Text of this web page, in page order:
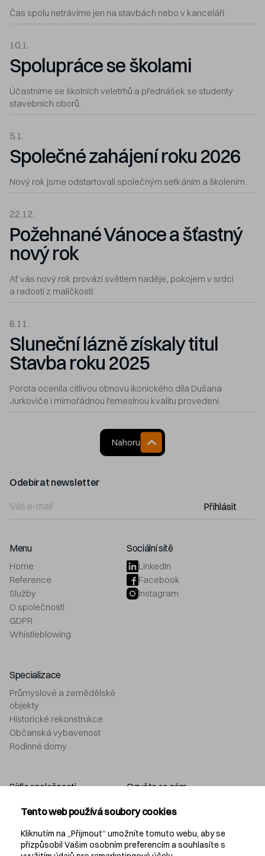
Čas spolu netrávíme jen na stavbách nebo v kanceláři.
10.1.
Spolupráce se školami
Účastníme se školních veletrhů a přednášek se studenty
stavebních oborů.
5.1.
Společné zahájení roku 2026
Nový rok jsme odstartovali společným setkáním a školením.
22.12.
Požehnané Vánoce a šťastný
nový rok
Ať vás nový rok provází světlem naděje, pokojem v srdci
a radostí z maličkostí.
6.11.
Sluneční lázně získaly titul
Stavba roku 2025
Porota ocenila citlivou obnovu ikonického díla Dušana
Jurkoviče i mimořádnou řemeslnou kvalitu provedení.
Nahoru
Menu
Home
Reference
Služby
O společnosti
GDPR
Whistleblowing
Sociální sítě
LinkedIn
Facebook
Instagram
Specializace
Průmyslové a zemědělské
objekty
Historické rekonstrukce
Občanská vybavenost
Rodinné domy
Sídlo společnosti
Navláčil stavební firma, s.r.o.
Bartošova 5532
760 01 Zlín
Ozvěte se nám
+420 577 212 049
info@navlacil.cz
Odebírat newsletter
Přihlásit
Tento web používá soubory cookies
Kliknutím na „Přijmout“ umožníte tomuto webu, aby se
přizpůsobil Vašim osobním preferencím a souhlasíte s